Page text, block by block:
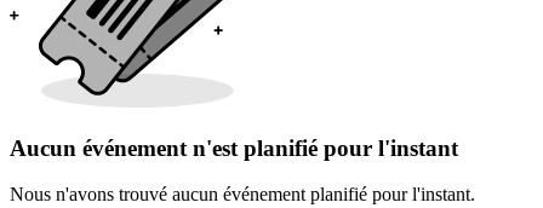
Aucun événement n'est planifié pour l'instant
Nous n'avons trouvé aucun événement planifié pour l'instant.